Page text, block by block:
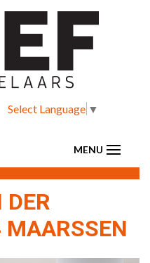
Select Language ▼
MAARSSEN